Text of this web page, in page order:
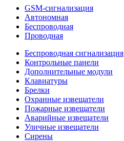
GSM-сигнализация
Автономная
Беспроводная
Проводная
Беспроводная сигнализация
Контрольные панели
Дополнительные модули
Клавиатуры
Брелки
Охранные извещатели
Пожарные извещатели
Аварийные извещатели
Уличные извещатели
Сирены